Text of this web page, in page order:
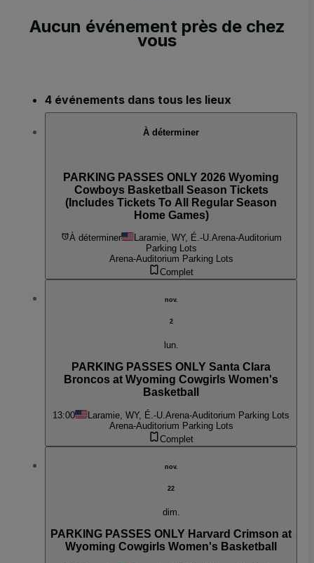
Aucun événement près de chez
vous
4 événements dans tous les lieux
À déterminer
PARKING PASSES ONLY 2026 Wyoming
Cowboys Basketball Season Tickets
(Includes Tickets To All Regular Season
Home Games)
À déterminer Laramie, WY, É.-U.Arena-Auditorium
Parking Lots
Arena-Auditorium Parking Lots
Complet
nov.
2
lun.
PARKING PASSES ONLY Santa Clara
Broncos at Wyoming Cowgirls Women's
Basketball
13:00 Laramie, WY, É.-U.Arena-Auditorium Parking Lots
Arena-Auditorium Parking Lots
Complet
nov.
22
dim.
PARKING PASSES ONLY Harvard Crimson at
Wyoming Cowgirls Women's Basketball